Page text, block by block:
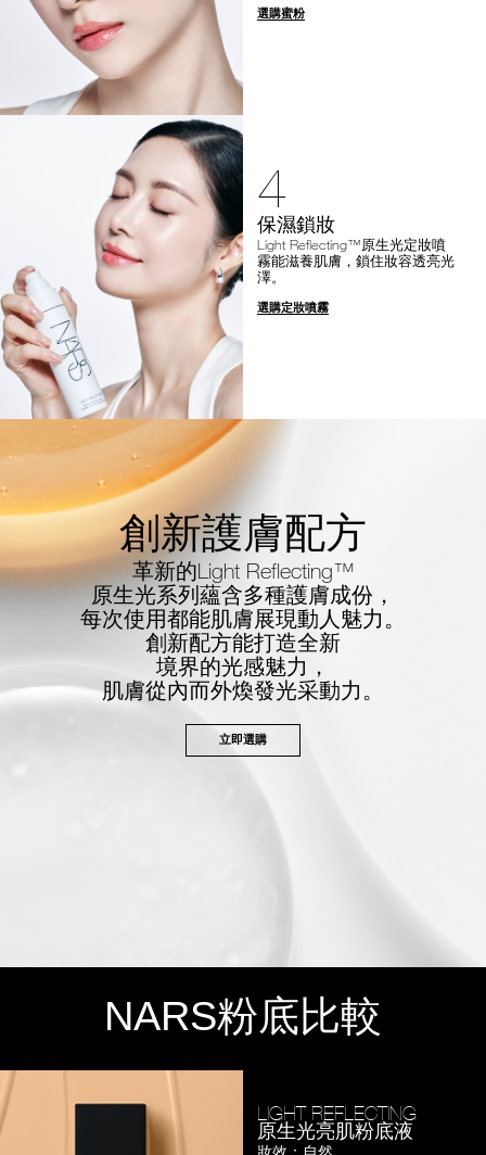
選購蜜粉
4
保濕鎖妝
Light Reflecting™原生光定妝噴
霧能滋養肌膚，鎖住妝容透亮光
澤。
選購定妝噴霧
創新護膚配方
革新的Light Reflecting™
原生光系列蘊含多種護膚成份，
每次使用都能肌膚展現動人魅力。
創新配方能打造全新
境界的光感魅力，
肌膚從內而外煥發光采動力。
立即選購
NARS粉底比較
LIGHT REFLECTING
原生光亮肌粉底液
妝效：自然